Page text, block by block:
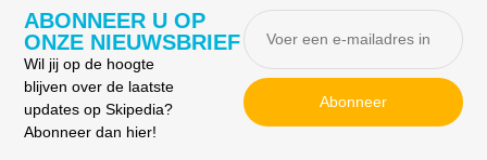
ABONNEER U OP
ONZE NIEUWSBRIEF
Wil jij op de hoogte
blijven over de laatste
updates op Skipedia?
Abonneer dan hier!
Abonneer